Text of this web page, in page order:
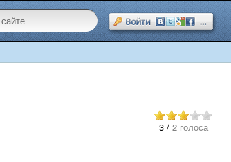
3 / 2 голоса